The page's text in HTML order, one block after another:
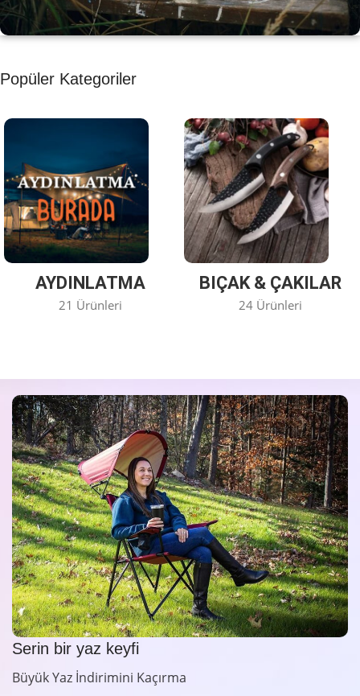
KAHVE KEYFİ
Kahvemizi Denediniz mi ?
Keşfet
Popüler Kategoriler
AYDINLATMA
21 Ürünleri
BIÇAK & ÇAKILAR
24 Ürünleri
Serin bir yaz keyfi
Büyük Yaz İndirimini Kaçırma